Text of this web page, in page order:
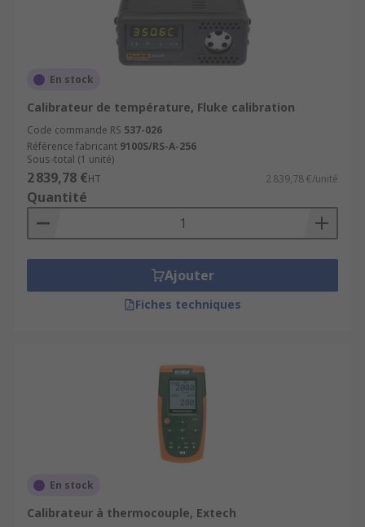
En stock
Calibrateur de température, Fluke calibration
Code commande RS 537-026
Référence fabricant 9100S/RS-A-256
Sous-total (1 unité)
2 839,78 €HT 2 839,78 €/unité
Quantité
Ajouter
Fiches techniques
En stock
Calibrateur à thermocouple, Extech